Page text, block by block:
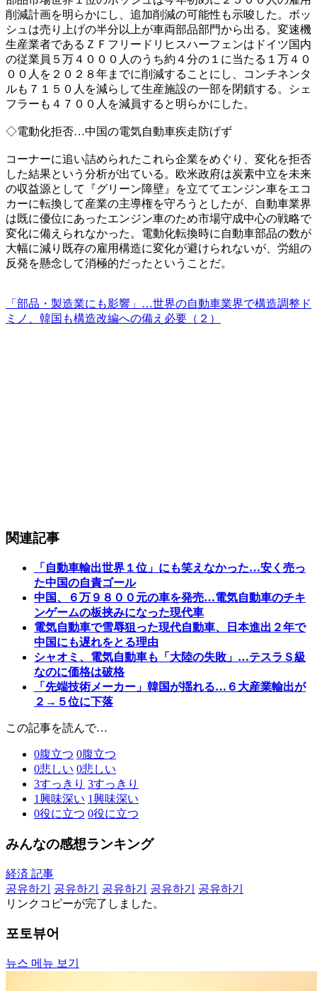
削減計画を明らかにし、追加削減の可能性も示唆した。ボッ
シュは売り上げの半分以上が車両部品部門から出る。変速機
生産業者であるＺＦフリードリヒスハーフェンはドイツ国内
の従業員５万４０００人のうち約４分の１に当たる１万４０
００人を２０２８年までに削減することにし、コンチネンタ
ルも７１５０人を減らして生産施設の一部を閉鎖する。シェ
フラーも４７００人を減員すると明らかにした。
◇電動化拒否…中国の電気自動車疾走防げず
コーナーに追い詰められたこれら企業をめぐり、変化を拒否
した結果という分析が出ている。欧米政府は炭素中立を未来
の収益源として『グリーン障壁』を立ててエンジン車をエコ
カーに転換して産業の主導権を守ろうとしたが、自動車業界
は既に優位にあったエンジン車のため市場守成中心の戦略で
変化に備えられなかった。電動化転換時に自動車部品の数が
大幅に減り既存の雇用構造に変化が避けられないが、労組の
反発を懸念して消極的だったということだ。
「部品・製造業にも影響」…世界の自動車業界で構造調整ド
ミノ、韓国も構造改編への備え必要（２）
関連記事
「自動車輸出世界１位」にも笑えなかった…安く売っ
た中国の自責ゴール
中国、６万９８００元の車を発売…電気自動車のチキ
ンゲームの板挟みになった現代車
電気自動車で雪辱狙った現代自動車、日本進出２年で
中国にも遅れをとる理由
シャオミ、電気自動車も「大陸の失敗」…テスラＳ級
なのに価格は破格
「先端技術メーカー」韓国が揺れる…６大産業輸出が
２→５位に下落
この記事を読んで…
0腹立つ 0腹立つ
0悲しい 0悲しい
3すっきり 3すっきり
1興味深い 1興味深い
0役に立つ 0役に立つ
みんなの感想ランキング
経済 記事
공유하기
공유하기 공유하기 공유하기
공유하기
リンクコピーが完了しました。
포토뷰어
뉴스 메뉴 보기